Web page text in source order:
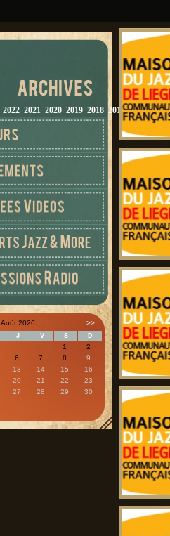
2022 2021 2020 2019 2018 2017 2016 2015
Août 2026 >>
J V S D
1
2
6 7 8
9
13 14 15
16
20 21 22
23
27 28 29
30